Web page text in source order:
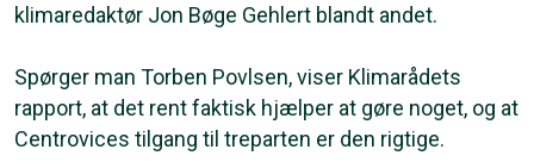
klimaredaktør Jon Bøge Gehlert blandt andet.
Spørger man Torben Povlsen, viser Klimarådets
rapport, at det rent faktisk hjælper at gøre noget, og at
Centrovices tilgang til treparten er den rigtige.